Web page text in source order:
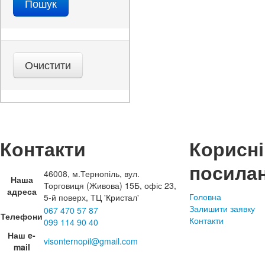
Контакти
Наша
адреса
46008, м.Тернопіль, вул.
Торговиця (Живова) 15Б, офіс 23,
5-й поверх, ТЦ 'Кристал'
Телефони067 470 57 87
099 114 90 40
Наш e-
mail
visonternopil@gmail.com
Корисні
Головна
Залишити заявку
Контакти